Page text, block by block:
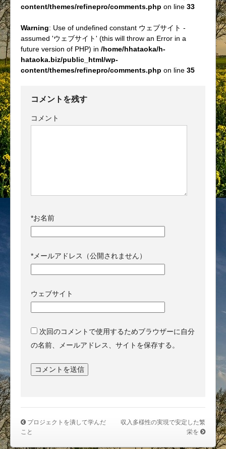
content/themes/refinepro/comments.php on line 33
Warning: Use of undefined constant ウェブサイト -
assumed 'ウェブサイト' (this will throw an Error in a
future version of PHP) in /home/hhataoka/h-
hataoka.biz/public_html/wp-
content/themes/refinepro/comments.php on line 35
コメントを残す
コメント
*お名前
* メールアドレス（公開されません）
ウェブサイト
次回のコメントで使用するためブラウザーに自分
の名前、メールアドレス、サイトを保存する。
プロジェクトを潰して学んだ
こと
収入多様性の実現で安定した繁
栄を